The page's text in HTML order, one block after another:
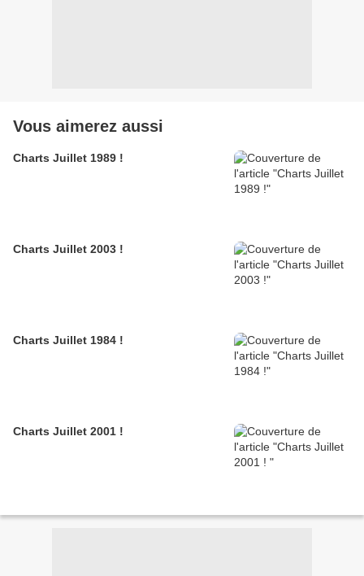
Vous aimerez aussi
Charts Juillet 1989 !
Charts Juillet 2003 !
Charts Juillet 1984 !
Charts Juillet 2001 !